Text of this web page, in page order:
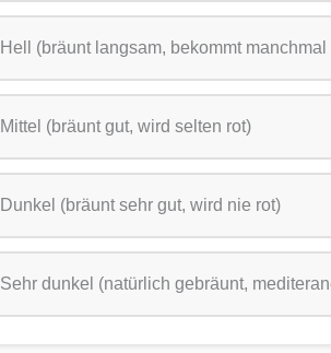
Hell (bräunt langsam, bekommt
Mittel (bräunt gut, wird selten rot)
Dunkel (bräunt sehr gut, wird nie rot)
Sehr dunkel (natürlich gebräunt,